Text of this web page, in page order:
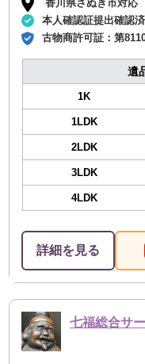
香川県さぬき市対応
本人確認証提出確認
古物商許可証：第
遺
1K
1LDK
2LDK
3LDK
4LDK
詳細を見る
七福総合サ